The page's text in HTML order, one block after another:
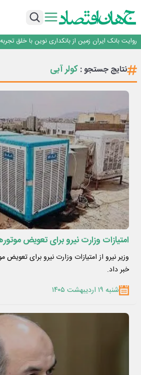
اجرای برنامه تحول بانک با تمرکز بر منابع پایدار،
داد
روایت بانک ایران زمین از بانکداری نوین با خلق
سرپرست اداره کل روابط عمومی بیمه مرکزی منصوب
اجرای برنامه تحول بانک با تمرکز بر منابع پایدار،
نتایج جستجو :کولر آبی
امتیازات وزارت نیرو برای تعویض
وزیر نیرو از امتیازات وزارت نیرو برای تعویض
خبر داد.
شنبه ۱۹ اردیبهشت ۱۴۰۵